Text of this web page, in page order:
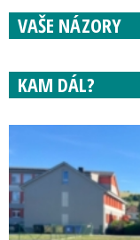
VAŠE NÁZORY
KAM DÁL?